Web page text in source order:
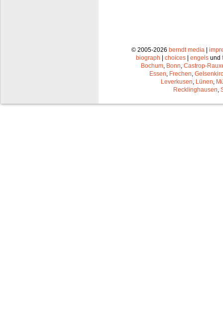
© 2005-2026 berndt media |
biograph | choices | engels und
Bochum Bonn Castrop-
Essen Frechen
Leverkusen Lünen
Recklinghausen